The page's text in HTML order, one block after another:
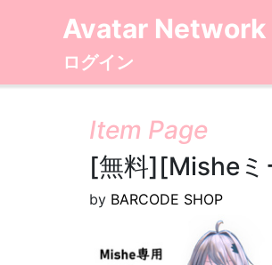
Avatar Network
ログイン
Item Page
[無料][Misheミ
by BARCODE SHOP